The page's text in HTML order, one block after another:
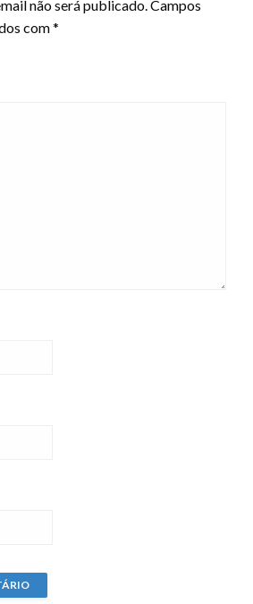
não será publicado.Campos
com*